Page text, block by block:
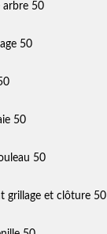
arbre 50
50
50
50
grillage et clôture 50